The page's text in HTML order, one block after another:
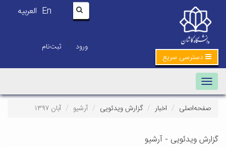
En العربیه
ورود | ثبت‌نام
دسترسی سریع
Toggle navigation
صفحه‌اصلی اخبار گزارش ویدئویی آرشیو آبان ۱۳۹۷
گزارش ویدئویی - آرشیو